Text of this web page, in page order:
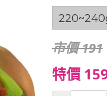
市價 191
特價